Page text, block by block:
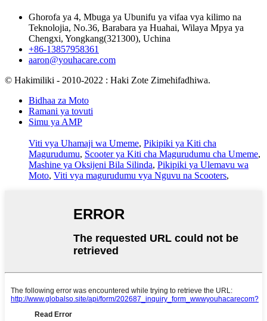
Ghorofa ya 4, Mbuga ya Ubunifu ya vifaa vya kilimo na
Teknolojia, No.36, Barabara ya Huahai, Wilaya Mpya ya
Chengxi, Yongkang(321300), Uchina
+86-13857958361
aaron@youhacare.com
© Hakimiliki - 2010-2022 : Haki Zote Zimehifadhiwa.
Bidhaa za Moto
Ramani ya tovuti
Simu ya AMP
Viti vya Uhamaji wa Umeme, Pikipiki ya Kiti cha
Magurudumu, Scooter ya Kiti cha Magurudumu cha Umeme,
Mashine ya Oksijeni Bila Silinda, Pikipiki ya Ulemavu wa
Moto, Viti vya magurudumu vya Nguvu na Scooters,